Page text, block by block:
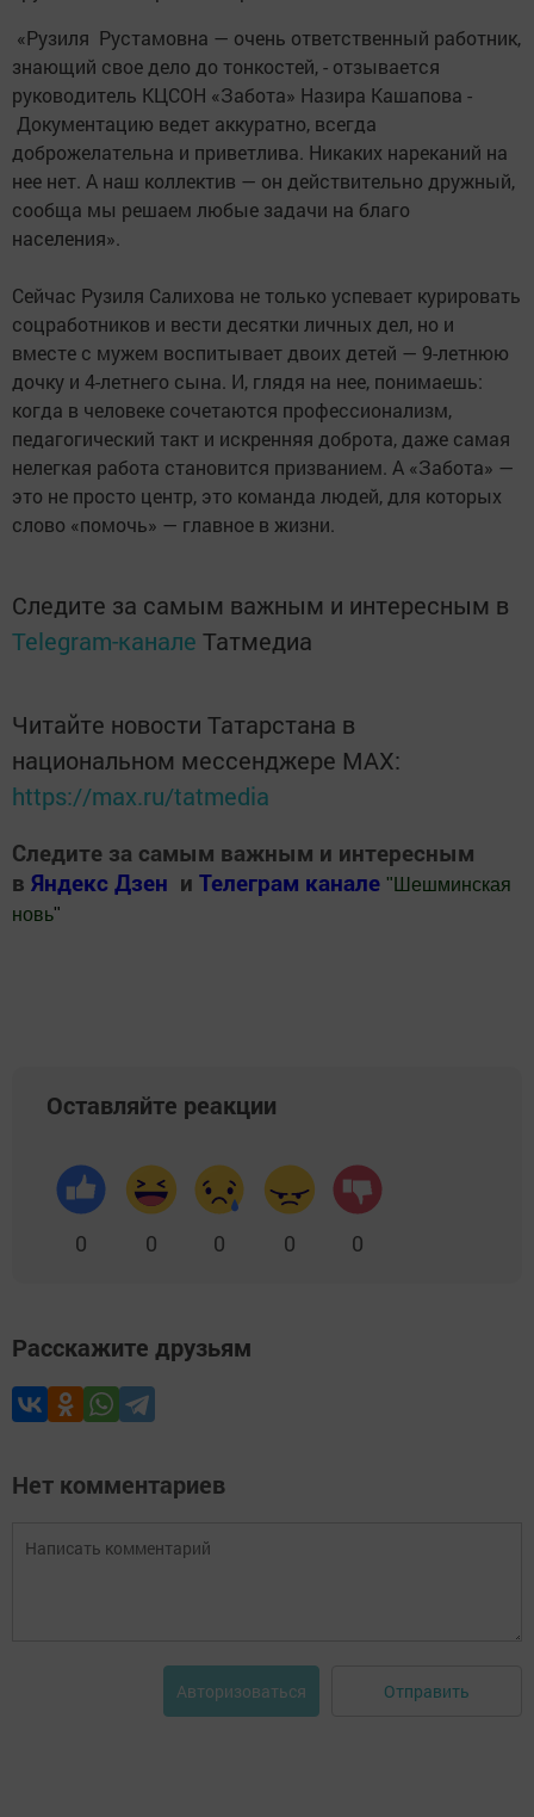
«Рузиля Рустамовна — очень ответственный работник,
знающий свое дело до тонкостей, - отзывается
руководитель КЦСОН «Забота» Назира Кашапова -
Документацию ведет аккуратно, всегда
доброжелательна и приветлива. Никаких нареканий на
нее нет. А наш коллектив — он действительно дружный,
сообща мы решаем любые задачи на благо
населения».
Сейчас Рузиля Салихова не только успевает курировать
соцработников и вести десятки личных дел, но и
вместе с мужем воспитывает двоих детей — 9-летнюю
дочку и 4-летнего сына. И, глядя на нее, понимаешь:
когда в человеке сочетаются профессионализм,
педагогический такт и искренняя доброта, даже самая
нелегкая работа становится призванием. А «Забота» —
это не просто центр, это команда людей, для которых
слово «помочь» — главное в жизни.
Следите за самым важным и интересным в
Telegram-канале Татмедиа
Читайте новости Татарстана в
национальном мессенджере MАХ:
https://max.ru/tatmedia
Следите за самым важным и интересным
в Яндекс Дзен и Телеграм канале " Шешминская
новь"
Оставляйте реакции
0 0 0 0 0
Расскажите друзьям
Нет комментариев
Авторизоваться Отправить